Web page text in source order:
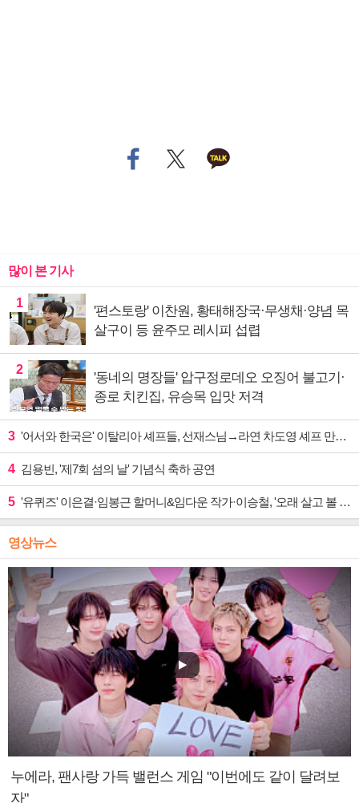
많이 본 기사
1
'편스토랑' 이찬원, 황태해장국·무생채·양념 목
살구이 등 윤주모 레시피 섭렵
2
'동네의 명장들' 압구정로데오 오징어 불고기·
종로 치킨집, 유승목 입맛 저격
3 '어서와 한국은' 이탈리아 셰프들, 선재스님→라연 차도영 셰프 만난다
4 김용빈, '제7회 섬의 날' 기념식 축하 공연
5 '유퀴즈' 이은결·임봉근 할머니&임다운 작가·이승철, '오래 살고 볼 일' 특집 출격
영상뉴스
누에라, 팬사랑 가득 밸런스 게임 "이번에도 같이 달려보
자"